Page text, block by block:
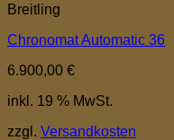
Breitling
Chronomat Automatic 36
6.900,00 €
inkl. 19 % MwSt.
zzgl. Versandkosten